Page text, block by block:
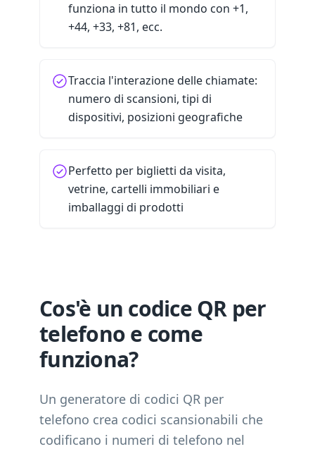
funziona in tutto il mondo con +1,
+44, +33, +81, ecc.
Traccia l'interazione delle chiamate:
numero di scansioni, tipi di
dispositivi, posizioni geografiche
Perfetto per biglietti da visita,
vetrine, cartelli immobiliari e
imballaggi di prodotti
Cos'è un codice QR per
telefono e come
funziona?
Un generatore di codici QR per
telefono crea codici scansionabili che
codificano i numeri di telefono nel